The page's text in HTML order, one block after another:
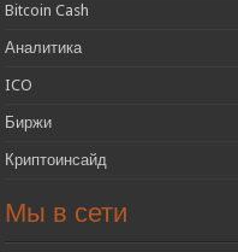
Bitcoin Cash
Аналитика
ICO
Биржи
Криптоинсайд
Мы в сети